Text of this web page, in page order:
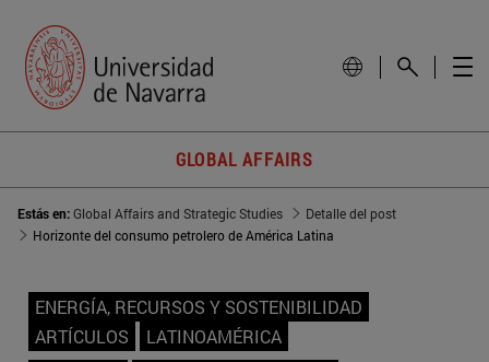
GLOBAL AFFAIRS
Estás en:Global Affairs and Strategic Studies
Detalle del post
Horizonte del consumo petrolero de América Latina
ENERGÍA, RECURSOS Y SOSTENIBILIDAD
ARTÍCULOS
LATINOAMÉRICA